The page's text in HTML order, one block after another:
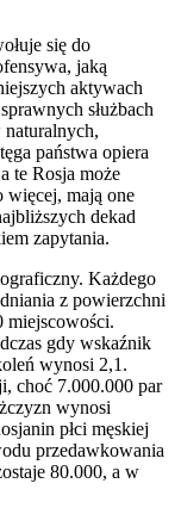
się do
jaką
aktywach
służbach
państwa opiera
te Rosja może
więcej, mają one
dekad
zapytania.
Każdego
z powierzchni
miejscowości.
gdy wskaźnik
wynosi 2,1.
choć 7.000.000 par
wynosi
płci męskiej
przedawkowania
80.000, a w